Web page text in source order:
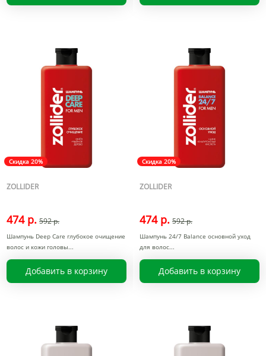
Скидка 20%
ZOLLIDER
474 р. 592 р.
Шампунь Deep Care глубокое очищение
волос и кожи головы
Добавить в корзину
Скидка 20%
ZOLLIDER
474 р. 592 р.
Шампунь 24/7 Balance основной уход
для волос
Добавить в корзину